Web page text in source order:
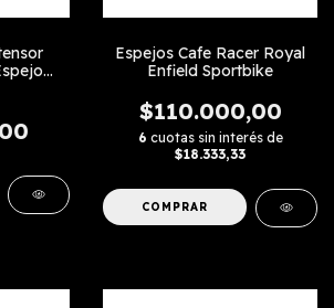
Espejos Cafe Racer Royal
Enfield Sportbike
$110.000,00
6 cuotas sin interés de
$18.333,33